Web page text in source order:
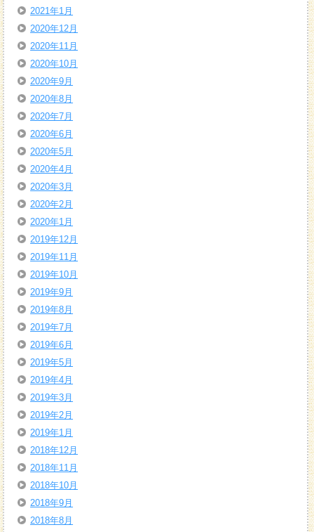
2021年1月
2020年12月
2020年11月
2020年10月
2020年9月
2020年8月
2020年7月
2020年6月
2020年5月
2020年4月
2020年3月
2020年2月
2020年1月
2019年12月
2019年11月
2019年10月
2019年9月
2019年8月
2019年7月
2019年6月
2019年5月
2019年4月
2019年3月
2019年2月
2019年1月
2018年12月
2018年11月
2018年10月
2018年9月
2018年8月